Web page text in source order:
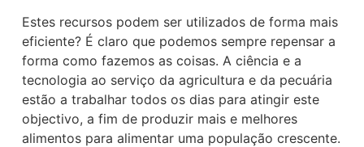
Estes recursos podem ser utilizados de forma mais
eficiente? É claro que podemos sempre repensar a
forma como fazemos as coisas. A ciência e a
tecnologia ao serviço da agricultura e da pecuária
estão a trabalhar todos os dias para atingir este
objectivo, a fim de produzir mais e melhores
alimentos para alimentar uma população crescente.